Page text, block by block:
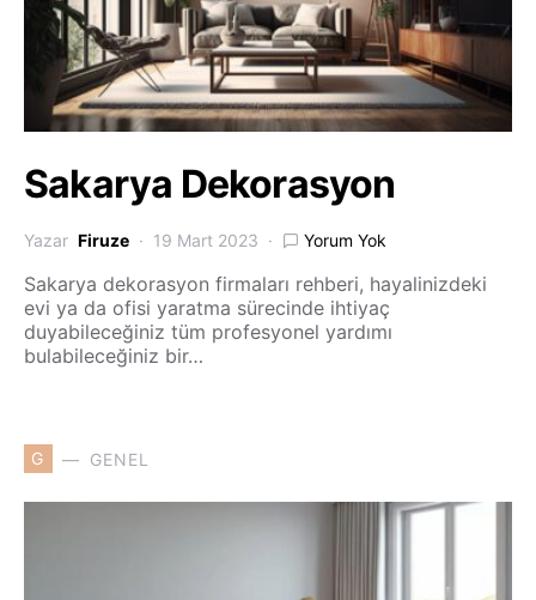
Sakarya Dekorasyon
Yazar Firuze 19 Mart 2023 Yorum Yok
Sakarya dekorasyon firmaları rehberi, hayalinizdeki
evi ya da ofisi yaratma sürecinde ihtiyaç
duyabileceğiniz tüm profesyonel yardımı
bulabileceğiniz bir…
G GENEL